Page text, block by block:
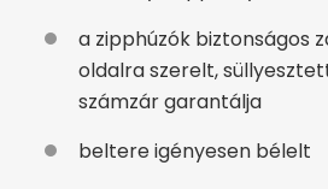
a zipphúzók biztonságos
oldalra szerelt,
számzár garantálja
beltere igényesen bélelt